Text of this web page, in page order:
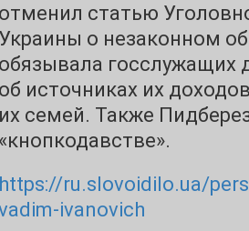
отменил статью
Украины о незаконном
обязывала госслужащих
об источниках их
их семей. Также
«кнопкодавстве».
https://ru.slovoidilo.ua/
ivanovich